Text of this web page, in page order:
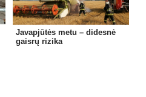
Javapjūtės metu – didesnė
gaisrų rizika